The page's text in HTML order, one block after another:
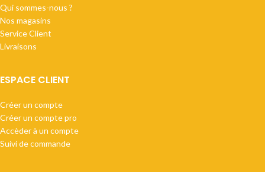
Qui sommes-nous ?
Nos magasins
Service Client
Livraisons
ESPACE CLIENT
Créer un compte
Créer un compte pro
Accèder à un compte
Suivi de commande